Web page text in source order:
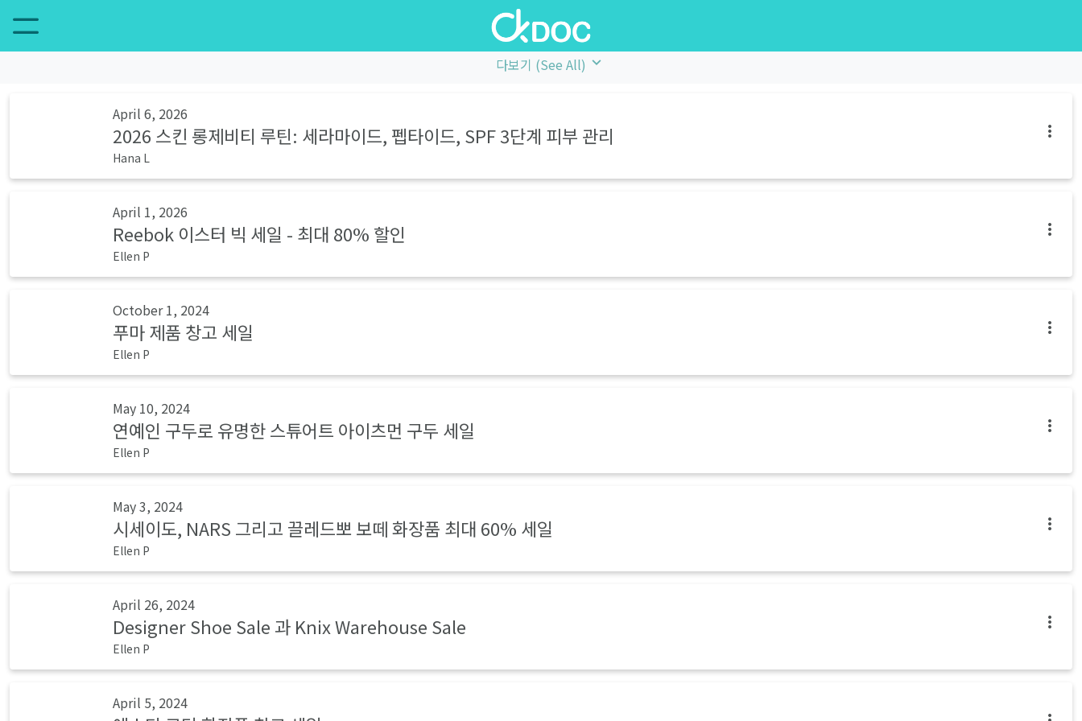
다보기 (See All)
April 6, 2026
2026 스킨 롱제비티 루틴: 세라마이드, 펩타이드, SPF 3단계 피부 관리
Hana L
April 1, 2026
Reebok 이스터 빅 세일 - 최대 80% 할인
Ellen P
October 1, 2024
푸마 제품 창고 세일
Ellen P
May 10, 2024
연예인 구두로 유명한 스튜어트 아이츠먼 구두 세일
Ellen P
May 3, 2024
시세이도, NARS 그리고 끌레드뽀 보떼 화장품 최대 60% 세일
Ellen P
April 26, 2024
Designer Shoe Sale 과 Knix Warehouse Sale
Ellen P
April 5, 2024